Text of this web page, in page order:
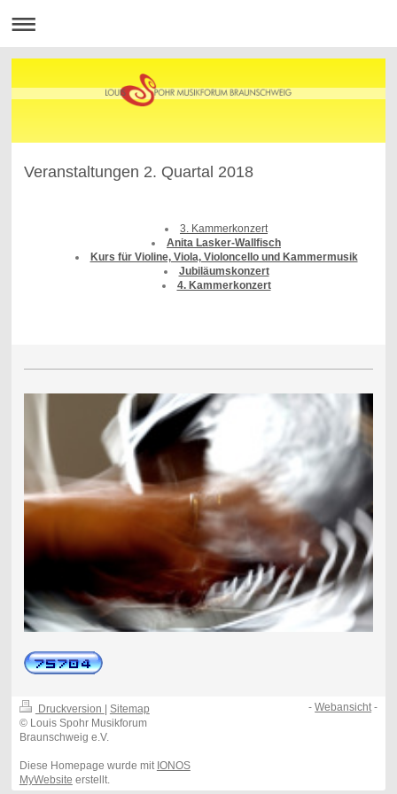
Veranstaltungen 2. Quartal 2018
3. Kammerkonzert
Anita Lasker-Wallfisch
Kurs für Violine, Viola, Violoncello und Kammermusik
Jubiläumskonzert
4. Kammerkonzert
Druckversion
Sitemap
© Louis Spohr Musikforum
Braunschweig e.V.
Diese Homepage wurde mit IONOS
MyWebsite erstellt.
-Webansicht-